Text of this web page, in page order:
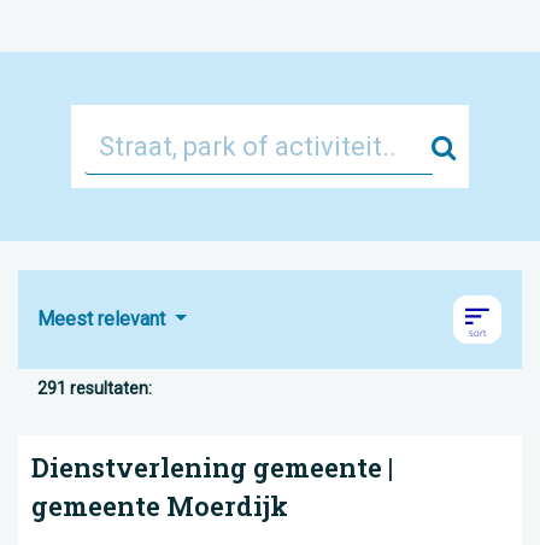
Zoek
Meest relevant
291 resultaten:
Dienstverlening gemeente |
gemeente Moerdijk